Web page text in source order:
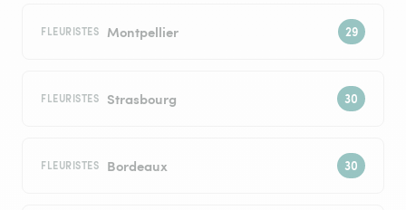
FLEURISTES Montpellier
FLEURISTES Strasbourg
FLEURISTES Bordeaux